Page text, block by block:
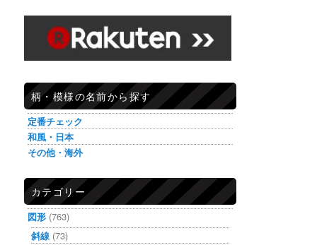
柄・模様の名前から探す
定番チェック
和風・日本
その他・海外
カテゴリー
図形 (763)
斜線 (73)